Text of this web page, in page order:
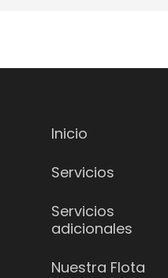
Inicio
Servicios
Servicios
adicionales
Nuestra Flota